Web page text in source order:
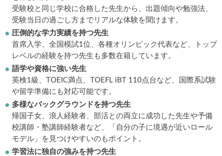
受験校と同じ学校に合格した先生から、出題傾向や勉強法、
受験当日の過ごし方までリアルな体験を聞けます。
圧倒的な学力実績を持つ先生
首席入学、全国模試1位、各種オリンピック代表など、トップ
レベルの経験を持つ先生も多数在籍しています。
語学や資格に強い先生
英検1級、TOEIC満点、TOEFL iBT 110点台など、国際系試験
や留学準備にも対応可能です。
多様なバックグラウンドを持つ先生
帰国子女、浪人経験者、部活との両立に成功した先生や予備
校講師・塾講師経験者など、「自分の子に境遇が近いロール
モデル」を見つけやすいのもポイント。
学習法に独自の強みを持つ先生